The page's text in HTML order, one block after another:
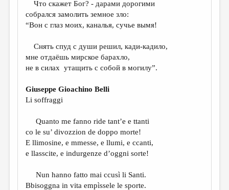
КОНКУРСЫ
КНИЖНАЯ ПОЛКА
ОБЗОР ЛИТЕРАТУРЫ
СТРАНИЦЫ ПАМЯТИ
ОБЪЯВЛЕНИЯ
КОЛОНКА РЕДАКТОРА
РЕДКОЛЛЕГИЯ
МАЛАЯ ПРОЗА
Что скажет Бог? - дарами дорогими
собрался замолить земное зло:
“Вон с глаз моих, каналья, сучье вымя!
Снять спуд с души решил, кади-кадило,
мне отдаёшь мирское барахло,
не в силах утащить с собой в могилу”.
Giuseppe Gioachino Belli
Li soffraggi
Quanto me fanno ride tant’e e ttanti
co le su’ divozzion de doppo morte!
E llimosine, e mmesse, e llumi, e ccanti,
e llasscite, e indurgenze d’oggni sorte!
Nun hanno fatto mai ccusì li Santi.
Bbisoggna in vita empìssele le sporte.